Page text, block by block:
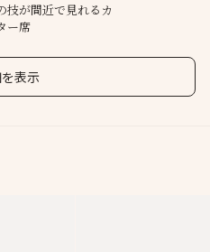
技が間近で見れるカ
ー席
表示